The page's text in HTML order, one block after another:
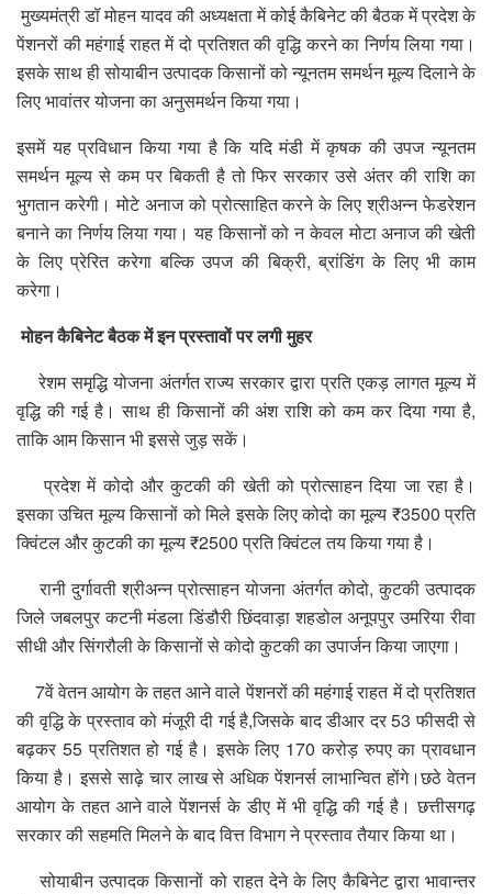
मुख्यमंत्री डॉ मोहन यादव की अध्यक्षता में कोई कैबिनेट की बैठक में प्रदेश के
पेंशनरों की महंगाई राहत में दो प्रतिशत की वृद्धि करने का निर्णय लिया गया।
इसके साथ ही सोयाबीन उत्पादक किसानों को न्यूनतम समर्थन मूल्य दिलाने के
लिए भावांतर योजना का अनुसमर्थन किया गया।
इसमें यह प्रविधान किया गया है कि यदि मंडी में कृषक की उपज न्यूनतम
समर्थन मूल्य से कम पर बिकती है तो फिर सरकार उसे अंतर की राशि का
भुगतान करेगी। मोटे अनाज को प्रोत्साहित करने के लिए श्रीअन्न फेडरेशन
बनाने का निर्णय लिया गया। यह किसानों को न केवल मोटा अनाज की खेती
के लिए प्रेरित करेगा बल्कि उपज की बिक्री, ब्रांडिंग के लिए भी काम
करेगा।
मोहन कैबिनेट बैठक में इन प्रस्तावों पर लगी मुहर
रेशम समृद्धि योजना अंतर्गत राज्य सरकार द्वारा प्रति एकड़ लागत मूल्य में
वृद्धि की गई है। साथ ही किसानों की अंश राशि को कम कर दिया गया है,
ताकि आम किसान भी इससे जुड़ सकें।
प्रदेश में कोदो और कुटकी की खेती को प्रोत्साहन दिया जा रहा है।
इसका उचित मूल्य किसानों को मिले इसके लिए कोदो का मूल्य ₹3500 प्रति
क्विंटल और कुटकी का मूल्य ₹2500 प्रति क्विंटल तय किया गया है।
रानी दुर्गावती श्रीअन्न प्रोत्साहन योजना अंतर्गत कोदो, कुटकी उत्पादक
जिले जबलपुर कटनी मंडला डिंडौरी छिंदवाड़ा शहडोल अनूपपुर उमरिया रीवा
सीधी और सिंगरौली के किसानों से कोदो कुटकी का उपार्जन किया जाएगा।
7वें वेतन आयोग के तहत आने वाले पेंशनरों की महंगाई राहत में दो प्रतिशत
की वृद्धि के प्रस्ताव को मंजूरी दी गई है,जिसके बाद डीआर दर 53 फीसदी से
बढ़कर 55 प्रतिशत हो गई है। इसके लिए 170 करोड़ रुपए का प्रावधान
किया है। इससे साढ़े चार लाख से अधिक पेंशनर्स लाभान्वित होंगे।छठे वेतन
आयोग के तहत आने वाले पेंशनर्स के डीए में भी वृद्धि की गई है। छत्तीसगढ़
सरकार की सहमति मिलने के बाद वित्त विभाग ने प्रस्ताव तैयार किया था।
सोयाबीन उत्पादक किसानों को राहत देने के लिए कैबिनेट द्वारा भावान्तर